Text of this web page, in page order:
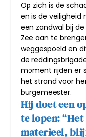
Op zich is de
en is de veiligheid
een zandwal bij
Zee aan te
weggespoeld en
de
moment rijden er
het strand voor
burgemeester.
Hij doet een
te lopen:
materieel,